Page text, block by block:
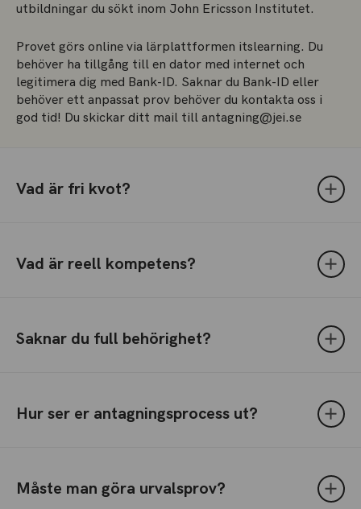
utbildningar du sökt inom John Ericsson Institutet.
Provet görs online via lärplattformen itslearning. Du
behöver ha tillgång till en dator med internet och
legitimera dig med Bank-ID. Saknar du Bank-ID eller
behöver ett anpassat prov behöver du kontakta oss i
god tid! Du skickar ditt mail till antagning@jei.se
Vad är fri kvot?
Vad är reell kompetens?
Saknar du full behörighet?
Hur ser er antagningsprocess ut?
Måste man göra urvalsprov?